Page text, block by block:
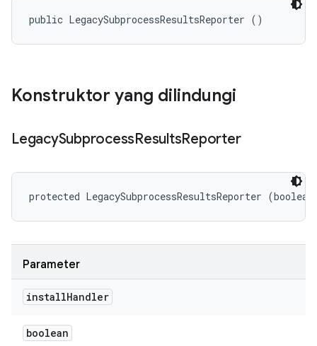
public LegacySubprocessResultsReporter ()
Konstruktor yang dilindungi
LegacySubprocessResultsReporter
protected LegacySubprocessResultsReporter
Parameter
installHandler
boolean